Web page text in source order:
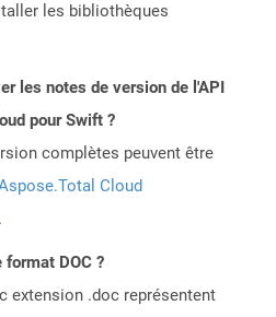
les bibliothèques
les notes de version de l'API
pour Swift ?
complètes peuvent être
Cloud
.
format DOC ?
extension .doc représentent